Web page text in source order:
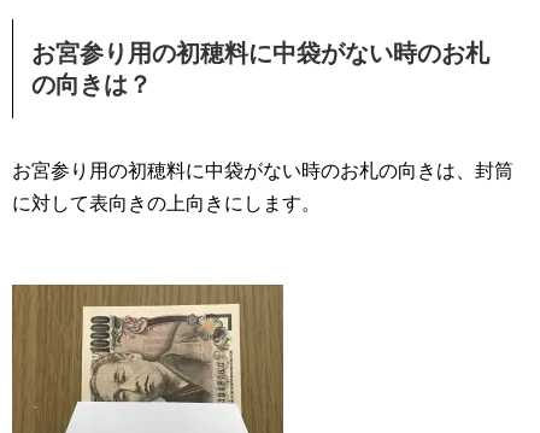
お宮参り用の初穂料に中袋がない時のお札
の向きは？
お宮参り用の初穂料に中袋がない時のお札の向きは、封筒
に対して表向きの上向きにします。